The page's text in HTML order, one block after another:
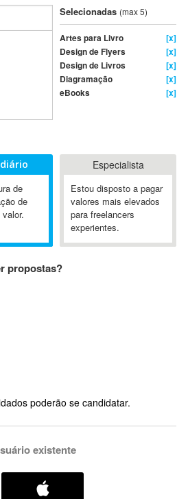
Selecionadas (max 5)
Artes para Livro
[x]
Design de Flyers
[x]
Design de Livros
[x]
Diagramação
[x]
eBooks
[x]
de
de
Especialista
Estou disposto a pagar
valores mais elevados
para freelancers
experientes.
propostas?
poderão se candidatar.
existente